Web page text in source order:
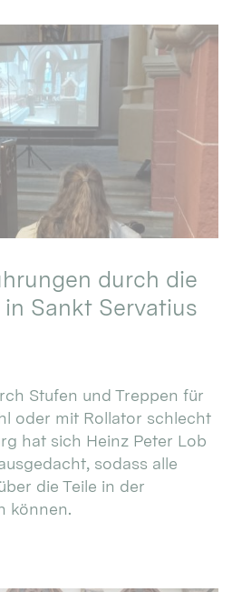
durch die
Sankt Servatius
Stufen und Treppen für
oder mit Rollator schlecht
hat sich Heinz Peter Lob
sodass alle
die Teile in der
können.